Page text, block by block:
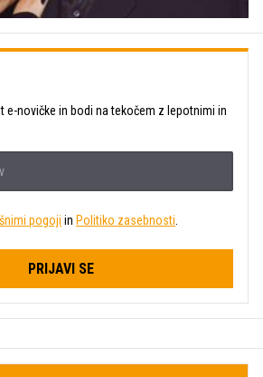
e-novičke in bodi na tekočem z lepotnimi in
pogoji in Politiko zasebnosti
PRIJAVI SE